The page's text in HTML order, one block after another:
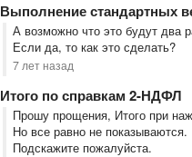
Выполнение стандартных
А возможно что это будут два
Если да, то как это сделать?
7 лет назад
Итого по справкам 2-НДФЛ
Прошу прощения, Итого при
Но все равно не показываются.
Подскажите пожалуйста.